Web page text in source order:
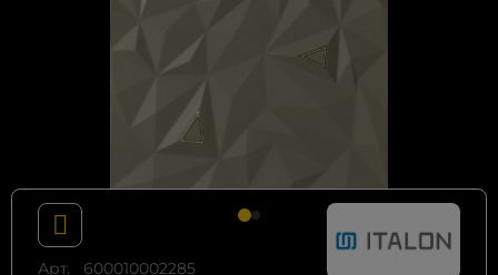
Арт. 600010002285